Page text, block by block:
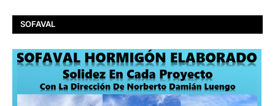
SOFAVAL